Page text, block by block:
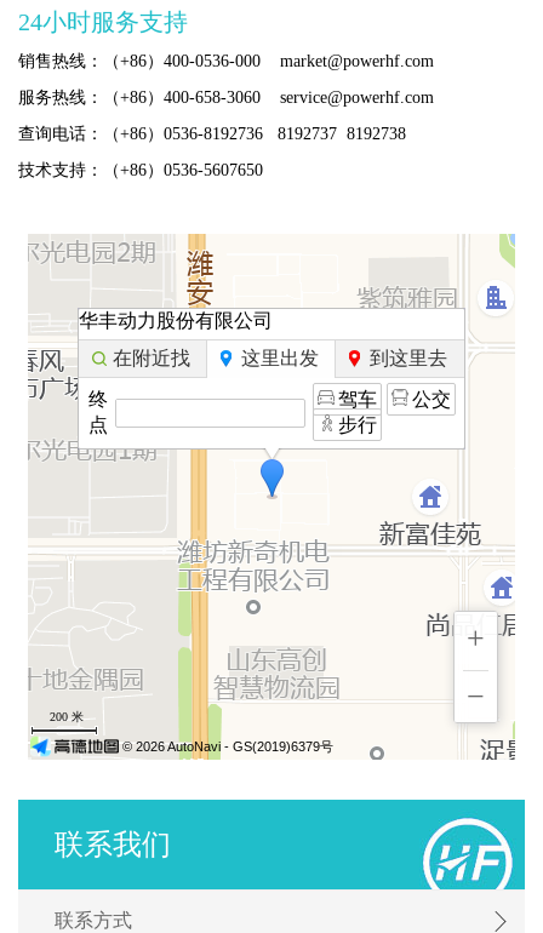
心
系
们
24小时服务支持
销售热线：（+86）400-0536-000 market@powerhf.com
服务热线：（+86）400-658-3060 service@powerhf.com
查询电话：（+86）0536-8192736 8192737 8192738
技术支持：（+86）0536-5607650
联系我们
联系方式